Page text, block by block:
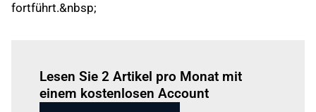
fortführt.&nbsp;
Lesen Sie 2 Artikel pro Monat mit
einem kostenlosen Account